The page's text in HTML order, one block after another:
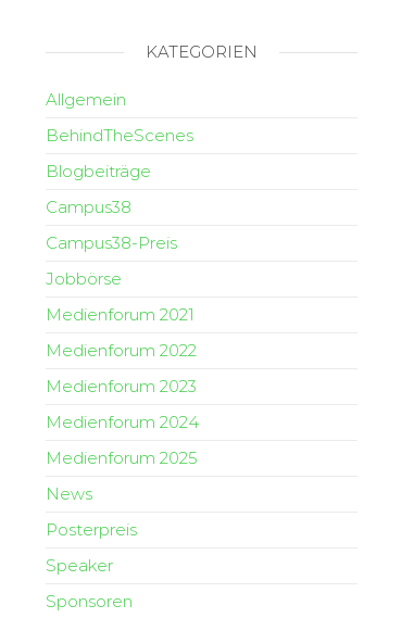
KATEGORIEN
Allgemein
BehindTheScenes
Blogbeiträge
Campus38
Campus38-Preis
Jobbörse
Medienforum 2021
Medienforum 2022
Medienforum 2023
Medienforum 2024
Medienforum 2025
News
Posterpreis
Speaker
Sponsoren